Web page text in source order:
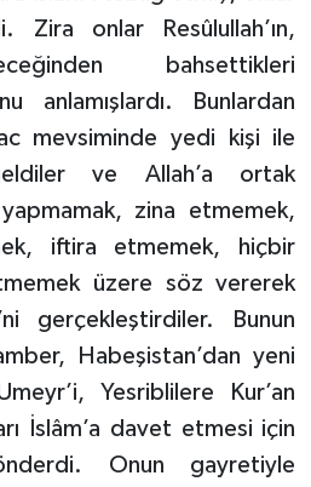
Zira onlar Resûlullah’ın,
bahsettikleri
anlamışlardı. Bunlardan
mevsiminde yedi kişi ile
ve Allah’a ortak
yapmamak, zina etmemek,
iftira etmemek, hiçbir
üzere söz vererek
gerçekleştirdiler. Bunun
Habeşistan’dan yeni
Yesriblilere Kur’an
İslâm’a davet etmesi için
Onun gayretiyle